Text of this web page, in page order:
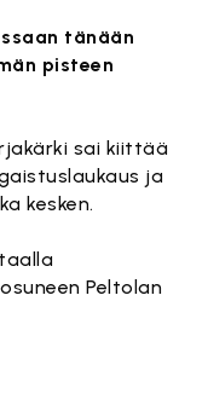
tänään
pisteen
sai kiittää
ja
kesken.
Peltolan